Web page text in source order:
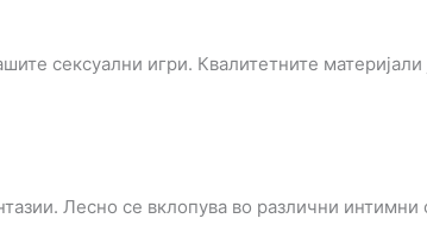
сексуални игри. Квалитетните материјали
Лесно се вклопува во различни интимни